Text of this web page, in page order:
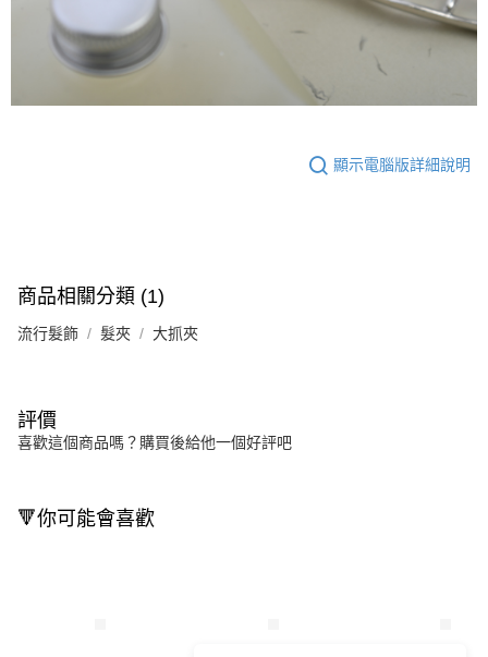
顯示電腦版詳細說明
商品相關分類 (1)
流行髮飾 髮夾 大抓夾
評價
喜歡這個商品嗎？購買後給他一個好評吧
🔻你可能會喜歡